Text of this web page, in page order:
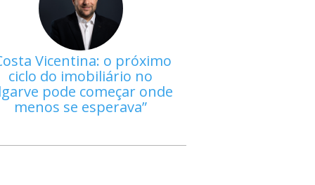
Vicentina: o próximo
ciclo do imobiliário no
pode começar onde
menos se esperava